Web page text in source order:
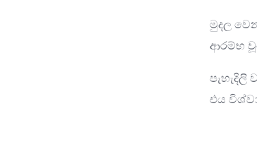
මුදල
ආරම්භ
පැහැදිලි
එය